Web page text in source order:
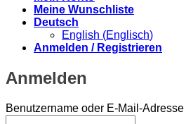
Meine Wunschliste
Deutsch
English (Englisch)
Anmelden / Registrieren
Anmelden
Benutzername oder E-Mail-Adresse